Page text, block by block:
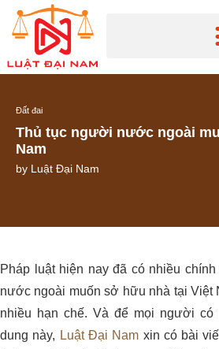
Đất đai
Thủ tục người nước ngoài
Nam
by Luật Đại Nam
Pháp luật hiện nay đã có nhiều
nước ngoài muốn sở hữu nhà tại Việt
nhiều hạn chế. Và để mọi người có
dung này, Luật Đại Nam xin có bài